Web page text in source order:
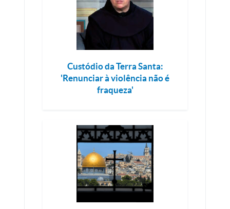
Custódio da Terra Santa:
'Renunciar à violência não é
fraqueza'